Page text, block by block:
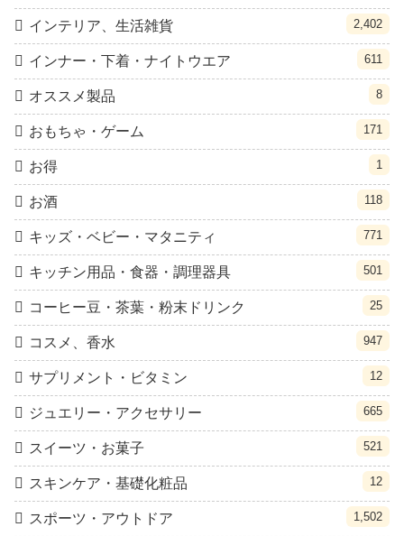
インテリア、生活雑貨 2,402
インナー・下着・ナイトウエア 611
オススメ製品 8
おもちゃ・ゲーム 171
お得 1
お酒 118
キッズ・ベビー・マタニティ 771
キッチン用品・食器・調理器具 501
コーヒー豆・茶葉・粉末ドリンク 25
コスメ、香水 947
サプリメント・ビタミン 12
ジュエリー・アクセサリー 665
スイーツ・お菓子 521
スキンケア・基礎化粧品 12
スポーツ・アウトドア 1,502